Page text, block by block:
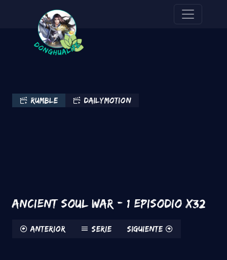
Rumble Dailymotion
Ancient Soul War - 1 Episodio x32
Anterior Serie Siguiente